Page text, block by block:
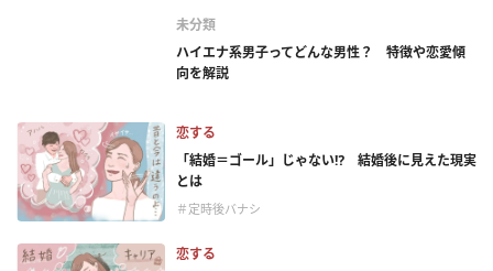
未分類
ハイエナ系男子ってどんな男性？ 特徴や恋愛傾
向を解説
恋する
「結婚＝ゴール」じゃない⁉ 結婚後に見えた現実
とは
＃定時後バナシ
恋する